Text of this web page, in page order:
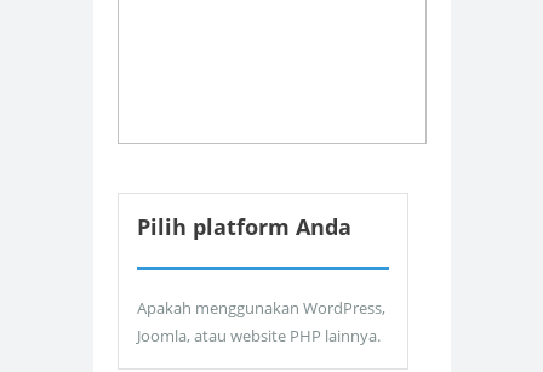
Pilih platform Anda
Apakah menggunakan WordPress,
Joomla, atau website PHP lainnya.